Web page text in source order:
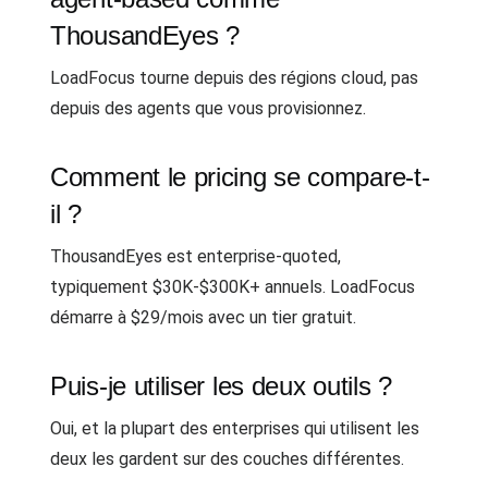
ThousandEyes ?
LoadFocus tourne depuis des régions cloud, pas
depuis des agents que vous provisionnez.
Comment le pricing se compare-t-
il ?
ThousandEyes est enterprise-quoted,
typiquement $30K-$300K+ annuels. LoadFocus
démarre à $29/mois avec un tier gratuit.
Puis-je utiliser les deux outils ?
Oui, et la plupart des enterprises qui utilisent les
deux les gardent sur des couches différentes.